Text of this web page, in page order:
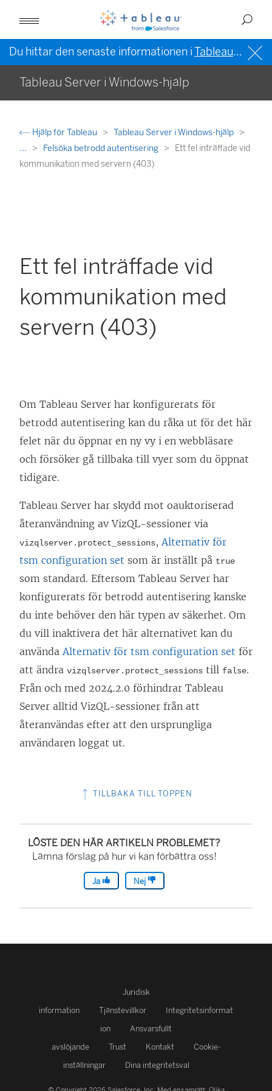
Du hittar den senaste informationen iTableau-hjälpen på engelska (USA)
Tableau Server i Windows-hjälp
Hjälp för Tableau
Tableau Server i Windows-hjälp
...
Felsöka betrodd autentisering
Ett fel inträffade vid
kommunikation med servern (403)
Ett fel inträffade vid
kommunikation med
servern (403)
Om Tableau Server har konfigurerats för
betrodd autentisering kan du råka ut för det här
felet när du öppnar en ny vy i en webbläsare
och försöker gå tillbaka till vyer som du öppnat
tidigare.
Tableau Server har skydd mot oauktoriserad
återanvändning av VizQL-sessioner via
vizqlserver.protect_sessions,Alternativ för
tsm configuration set som är inställt på true
som standard. Eftersom Tableau Server har
konfigurerats för betrodd autentisering kanske
du inte behöver den här typen av säkerhet. Om
du vill inaktivera det här alternativet kan du
användaAlternativ för tsm configuration set för
att ändra vizqlserver.protect_sessions till false.
Från och med 2024.2.0 förhindrar Tableau
Server alltid VizQL-sessioner från att
återanvändas efter att den ursprungliga
användaren loggat ut.
TILLBAKA TILL TOPPEN
LÖSTE DEN HÄR ARTIKELN PROBLEMET?
Lämna förslag på hur vi kan förbättra oss!
Ja Nej
Juridisk
information
Tjänstevillkor
Integritetsinformat
ion
Ansvarsfullt
avslöjande
Trust Kontakt
Cookie-
inställningar
Dina integritetsval